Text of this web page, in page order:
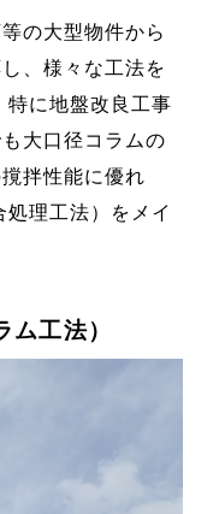
の大型物件から
、様々な工法を
特に地盤改良工事
大口径コラムの
拌性能に優れ
理工法）をメイ
工法）